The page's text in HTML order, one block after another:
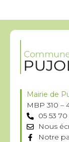
Mairie de
MBP 310 –
05 53 70
Nous
Notre